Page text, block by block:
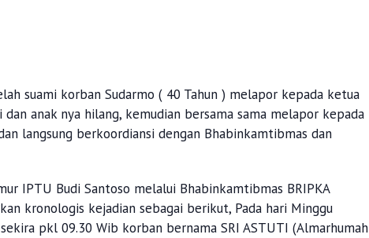
suami korban Sudarmo ( 40 Tahun ) melapor kepada ketua
anak nya hilang, kemudian bersama sama melapor kepada
langsung berkoordiansi dengan Bhabinkamtibmas dan
IPTU Budi Santoso melalui Bhabinkamtibmas BRIPKA
kronologis kejadian sebagai berikut, Pada hari Minggu
pkl 09.30 Wib korban bernama SRI ASTUTI (Almarhumah